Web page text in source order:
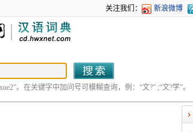
关注我们： 新浪微博
。在关键字中加问号可模糊查询，例：“文?” ;“文?学”。